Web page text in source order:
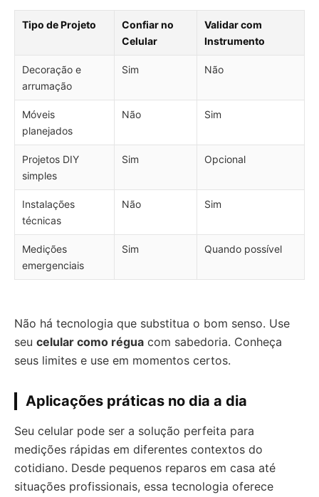
Tipo de Projeto
Confiar no
Celular
Validar com
Instrumento
Decoração e
arrumação
Sim Não
Móveis
planejados
Não Sim
Projetos DIY
simples
Sim Opcional
Instalações
técnicas
Não Sim
Medições
emergenciais
Sim Quando possível
Não há tecnologia que substitua o bom senso. Use
seu celular como régua com sabedoria. Conheça
seus limites e use em momentos certos.
Aplicações práticas no dia a dia
Seu celular pode ser a solução perfeita para
medições rápidas em diferentes contextos do
cotidiano. Desde pequenos reparos em casa até
situações profissionais, essa tecnologia oferece